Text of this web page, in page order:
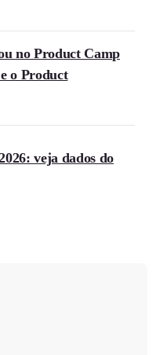
no Product Camp
o Product
veja dados do